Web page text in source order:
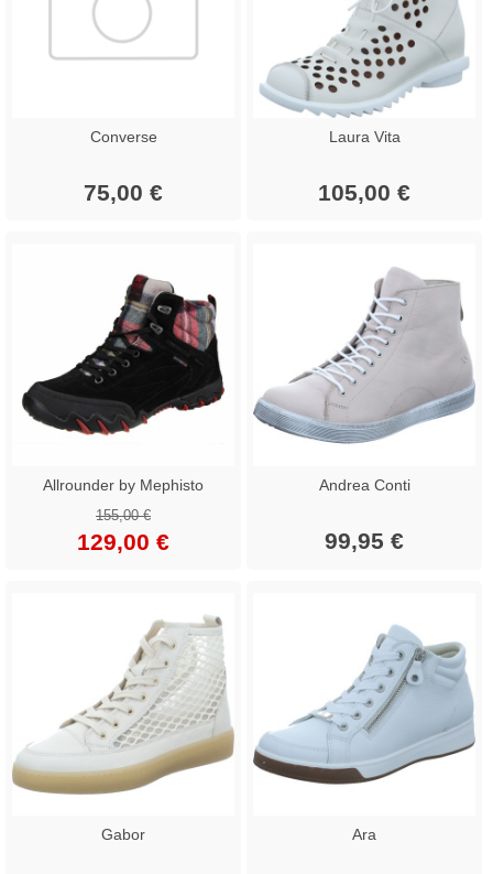
Converse
75,00 €
Laura Vita
105,00 €
Allrounder by Mephisto
155,00 €
129,00 €
Andrea Conti
99,95 €
Gabor Ara